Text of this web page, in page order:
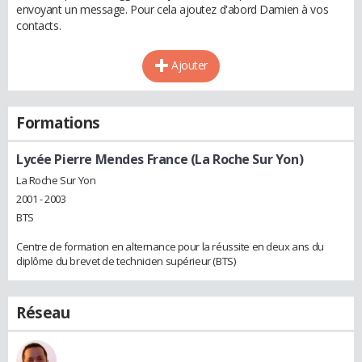
envoyant un message. Pour cela ajoutez d'abord Damien à vos
contacts.
Ajouter
Formations
Lycée Pierre Mendes France (La Roche Sur Yon)
La Roche Sur Yon
2001 - 2003
BTS
Centre de formation en alternance pour la réussite en deux ans du
diplôme du brevet de technicien supérieur (BTS)
Réseau